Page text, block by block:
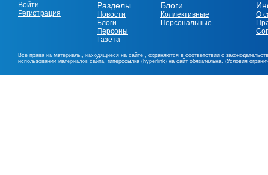
Войти
Регистрация
Разделы
Новости
Блоги
Персоны
Газета
Блоги
Коллективные
Персональные
О
Все права на материалы, находящиеся на сайте , охраняются в соответствии с
использовании материалов сайта, гиперссылка (hyperlink) на сайт обязательна. (Условия